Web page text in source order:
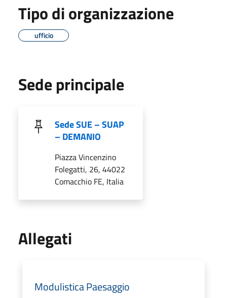
Tipo di organizzazione
ufficio
Sede principale
Sede SUE – SUAP
– DEMANIO
Piazza Vincenzino
Folegatti, 26, 44022
Comacchio FE, Italia
Allegati
Modulistica Paesaggio